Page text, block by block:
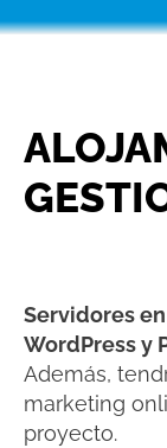
Servidores
WordPress y
Además,
marketing
proyecto.